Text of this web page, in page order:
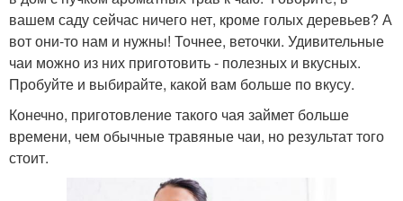
вашем саду сейчас ничего нет, кроме голых деревьев? А
вот они-то нам и нужны! Точнее, веточки. Удивительные
чаи можно из них приготовить - полезных и вкусных.
Пробуйте и выбирайте, какой вам больше по вкусу.
Конечно, приготовление такого чая займет больше
времени, чем обычные травяные чаи, но результат того
стоит.